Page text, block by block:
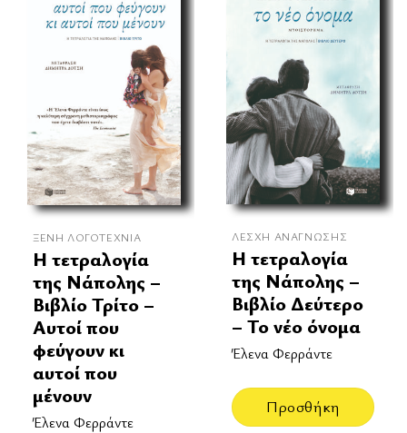
ΞΈΝΗ ΛΟΓΟΤΕΧΝΊΑ
Η τετραλογία
της Νάπολης –
Βιβλίο Τρίτο –
Αυτοί που
φεύγουν κι
αυτοί που
μένουν
Έλενα Φερράντε
ΛΈΣΧΗ ΑΝΆΓΝΩΣΗΣ
Η τετραλογία
της Νάπολης –
Βιβλίο Δεύτερο
– Το νέο όνομα
Έλενα Φερράντε
Προσθήκη